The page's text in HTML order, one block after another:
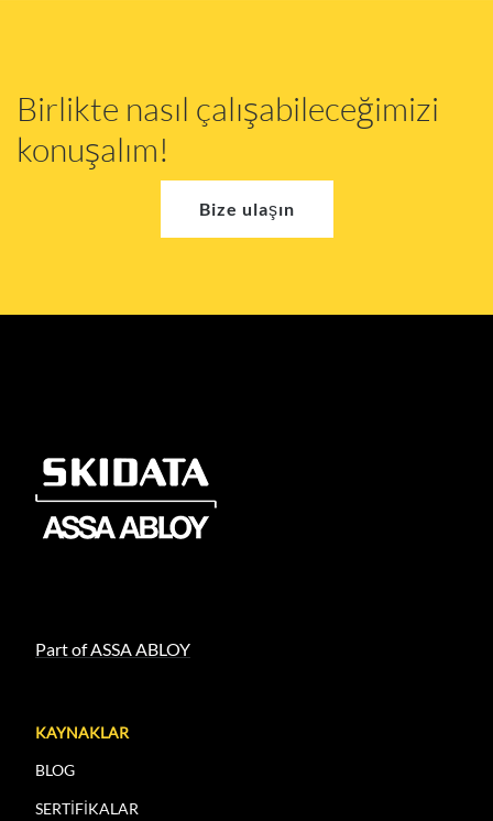
Birlikte nasıl çalışabileceğimizi
konuşalım!
Bize ulaşın
Part of ASSA ABLOY
KAYNAKLAR
BLOG
SERTİFİKALAR